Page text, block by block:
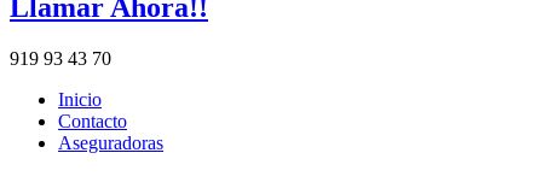
Llamar Ahora!!
919 93 43 70
Inicio
Contacto
Aseguradoras